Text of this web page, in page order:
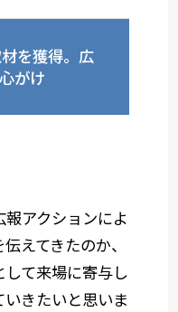
を獲得。広
がけ
アクションによ
えてきたのか、
て来場に寄与し
きたいと思いま